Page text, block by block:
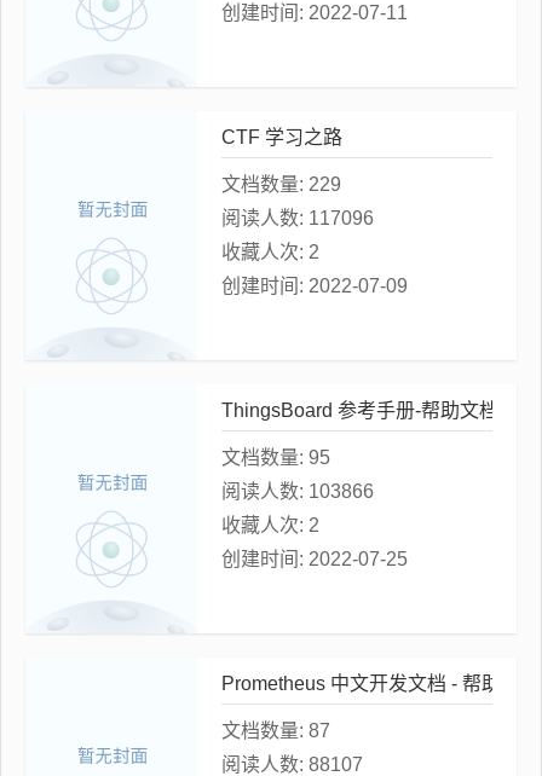
创建时间: 2022-07-11
CTF 学习之路
文档数量: 229
阅读人数: 117096
收藏人次: 2
创建时间: 2022-07-09
ThingsBoard 参考手册-帮助文档 &
文档数量: 95
阅读人数: 103866
收藏人次: 2
创建时间: 2022-07-25
Prometheus 中文开发文档 - 帮助手
文档数量: 87
阅读人数: 88107